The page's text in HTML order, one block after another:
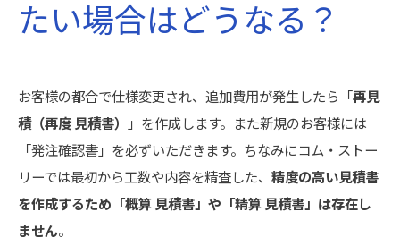
たい場合はどうなる？
お客様の都合で仕様変更され、追加費用が発生したら「再見
積（再度 見積書）
」を作成します。また新規のお客様には
「発注確認書」を必ずいただきます。ちなみにコム・ストー
リーでは最初から工数や内容を精査した、 精度の高い見積書
を作成するため「概算 見積書」や「精算 見積書」は存在し
ません。